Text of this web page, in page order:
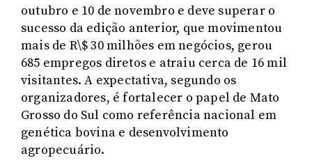
outubro e 10 de novembro e deve superar o
sucesso da edição anterior, que movimentou
mais de R\$ 30 milhões em negócios, gerou
685 empregos diretos e atraiu cerca de 16 mil
visitantes. A expectativa, segundo os
organizadores, é fortalecer o papel de Mato
Grosso do Sul como referência nacional em
genética bovina e desenvolvimento
agropecuário.